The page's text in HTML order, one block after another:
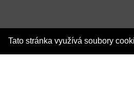
Tato stránka využívá soubory